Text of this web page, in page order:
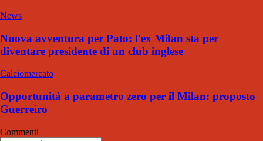
News
Nuova avventura per Pato: l'ex Milan sta per
diventare presidente di un club inglese
Calciomercato
Opportunità a parametro zero per il Milan: proposto
Guerreiro
Commenti